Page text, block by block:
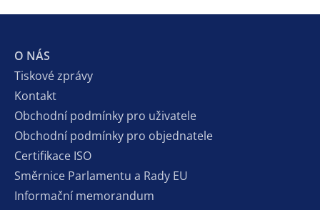
O NÁS
Tiskové zprávy
Kontakt
Obchodní podmínky pro uživatele
Obchodní podmínky pro objednatele
Certifikace ISO
Směrnice Parlamentu a Rady EU
Informační memorandum